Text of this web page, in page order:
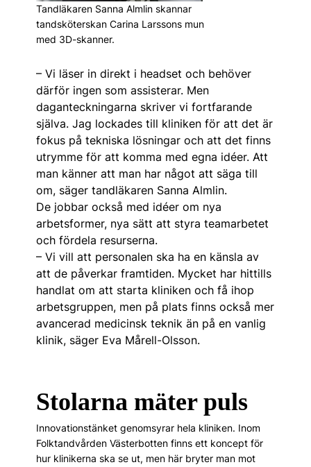
Tandläkaren Sanna Almlin skannar
tandsköterskan Carina Larssons mun
med 3D-skanner.
– Vi läser in direkt i headset och behöver
därför ingen som assisterar. Men
daganteckningarna skriver vi fortfarande
själva. Jag lockades till kliniken för att det är
fokus på tekniska lösningar och att det finns
utrymme för att komma med egna idéer. Att
man känner att man har något att säga till
om, säger tandläkaren Sanna Almlin.
De jobbar också med idéer om nya
arbetsformer, nya sätt att styra teamarbetet
och för­dela resurserna.
– Vi vill att personalen ska ha en känsla av
att de påverkar framtiden. Mycket har hittills
handlat om att starta kliniken och få ihop
arbetsgruppen, men på plats finns också mer
avancerad medicinsk teknik än på en vanlig
klinik, säger Eva Mårell-Olsson.
Stolarna mäter puls
Innovationstänket genomsyrar hela kliniken. Inom
Folktandvården Västerbotten finns ett koncept för
hur klinikerna ska se ut, men här bryter man mot